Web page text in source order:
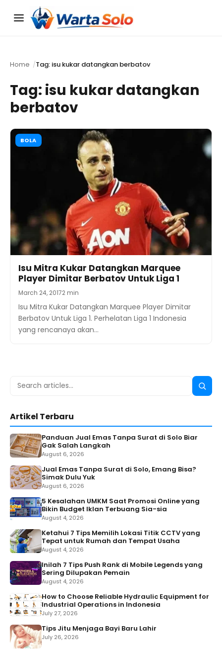
Menu
Home Tag: isu kukar datangkan berbatov
Tag: isu kukar datangkan
berbatov
BOLA
Isu Mitra Kukar Datangkan Marquee
Player Dimitar Berbatov Untuk Liga 1
March 24, 20172 min
Isu Mitra Kukar Datangkan Marquee Player Dimitar
Berbatov Untuk Liga 1. Perhelatan Liga 1 Indonesia
yang rencanaya akan…
Search
Search
Artikel Terbaru
Panduan Jual Emas Tanpa Surat di Solo Biar
Gak Salah Langkah
August 6, 2026
Jual Emas Tanpa Surat di Solo, Emang Bisa?
Simak Dulu Yuk
August 6, 2026
5 Kesalahan UMKM Saat Promosi Online yang
Bikin Budget Iklan Terbuang Sia-sia
August 4, 2026
Ketahui 7 Tips Memilih Lokasi Titik CCTV yang
Tepat untuk Rumah dan Tempat Usaha
August 4, 2026
Inilah 7 Tips Push Rank di Mobile Legends yang
Sering Dilupakan Pemain
August 4, 2026
How to Choose Reliable Hydraulic Equipment for
Industrial Operations in Indonesia
July 27, 2026
Tips Jitu Menjaga Bayi Baru Lahir
July 26, 2026